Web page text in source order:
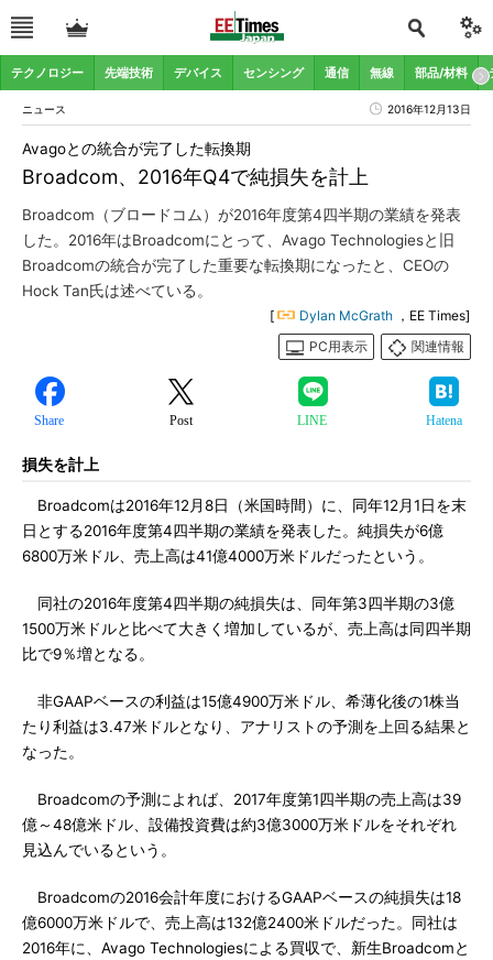
テクノロジー 先端技術 デバイス センシング 通信 無線 部品/材料
ニュース 2016年12月13日
Broadcom、2016年Q4で純損失を計上
Avagoとの統合が完了した転換期
Broadcom（ブロードコム）が2016年度第4四半期の業績を発表
した。2016年はBroadcomにとって、Avago Technologiesと旧
Broadcomの統合が完了した重要な転換期になったと、CEOの
Hock Tan氏は述べている。
[ Dylan McGrath ，EE Times]
PC用表示
関連情報
Share Post LINE Hatena
損失を計上
Broadcomは2016年12月8日（米国時間）に、同年12月1日を末
日とする2016年度第4四半期の業績を発表した。純損失が6億
6800万米ドル、売上高は41億4000万米ドルだったという。
同社の2016年度第4四半期の純損失は、同年第3四半期の3億
1500万米ドルと比べて大きく増加しているが、売上高は同四半期
比で9％増となる。
非GAAPベースの利益は15億4900万米ドル、希薄化後の1株当
たり利益は3.47米ドルとなり、アナリストの予測を上回る結果と
なった。
Broadcomの予測によれば、2017年度第1四半期の売上高は39
億～48億米ドル、設備投資費は約3億3000万米ドルをそれぞれ
見込んでいるという。
Broadcomの2016会計年度におけるGAAPベースの純損失は18
億6000万米ドルで、売上高は132億2400米ドルだった。同社は
2016年に、Avago Technologiesによる買収で、新生Broadcomと